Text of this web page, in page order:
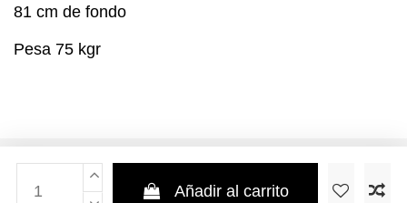
Añadir al carrito
81 cm de fondo
Pesa 75 kgr